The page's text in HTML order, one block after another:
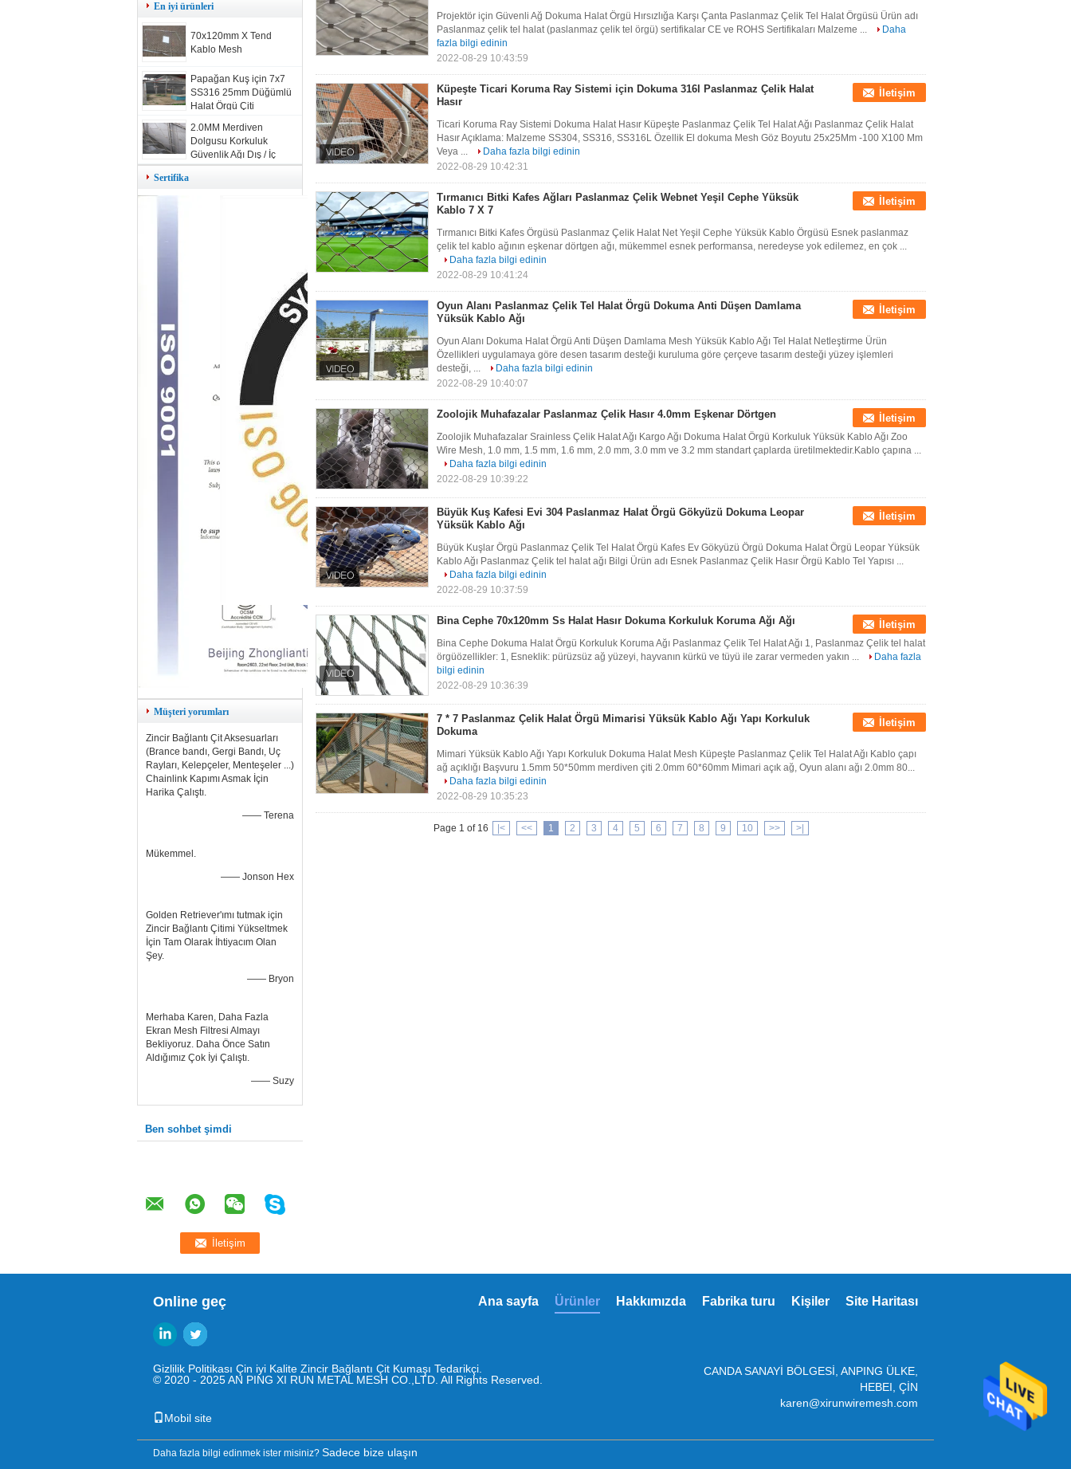
En iyi ürünleri
70x120mm X Tend
Kablo Mesh
Papağan Kuş için 7x7
SS316 25mm Düğümlü
Halat Örgü Çiti
2.0MM Merdiven
Dolgusu Korkuluk
Güvenlik Ağı Dış / İç
Dekoratif Kablo Mesh
Sertifika
Müşteri yorumları
Zincir Bağlantı Çit Aksesuarları
(Brance bandı, Gergi Bandı, Uç
Rayları, Kelepçeler, Menteşeler ...)
Chainlink Kapımı Asmak İçin
Harika Çalıştı.
—— Terena
Mükemmel.
—— Jonson Hex
Golden Retriever'ımı tutmak için
Zincir Bağlantı Çitimi Yükseltmek
İçin Tam Olarak İhtiyacım Olan
Şey.
—— Bryon
Merhaba Karen, Daha Fazla
Ekran Mesh Filtresi Almayı
Bekliyoruz. Daha Önce Satın
Aldığımız Çok İyi Çalıştı.
—— Suzy
Ben sohbet şimdi
Projektör için Güvenli Ağ Dokuma Halat Örgü Hırsızlığa Karşı Çanta Paslanmaz Çelik Tel Halat Örgüsü Ürün adı
Paslanmaz çelik tel halat (paslanmaz çelik tel örgü) sertifikalar CE ve ROHS Sertifikaları Malzeme ...
Daha
fazla bilgi edinin
2022-08-29 10:43:59
Küpeşte Ticari Koruma Ray Sistemi için Dokuma 316l Paslanmaz Çelik Halat
Hasır
İletişim
Ticari Koruma Ray Sistemi Dokuma Halat Hasır Küpeşte Paslanmaz Çelik Tel Halat Ağı Paslanmaz Çelik Halat
Hasır Açıklama: Malzeme SS304, SS316, SS316L Özellik El dokuma Mesh Göz Boyutu 25x25Mm -100 X100 Mm
Veya ...
Daha fazla bilgi edinin
2022-08-29 10:42:31
Tırmanıcı Bitki Kafes Ağları Paslanmaz Çelik Webnet Yeşil Cephe Yüksük
Kablo 7 X 7
İletişim
Tırmanıcı Bitki Kafes Örgüsü Paslanmaz Çelik Halat Net Yeşil Cephe Yüksük Kablo Örgüsü Esnek paslanmaz
çelik tel kablo ağının eşkenar dörtgen ağı, mükemmel esnek performansa, neredeyse yok edilemez, en çok ...
Daha fazla bilgi edinin
2022-08-29 10:41:24
Oyun Alanı Paslanmaz Çelik Tel Halat Örgü Dokuma Anti Düşen Damlama
Yüksük Kablo Ağı
İletişim
Oyun Alanı Dokuma Halat Örgü Anti Düşen Damlama Mesh Yüksük Kablo Ağı Tel Halat Netleştirme Ürün
Özellikleri uygulamaya göre desen tasarım desteği kuruluma göre çerçeve tasarım desteği yüzey işlemleri
desteği, ...
Daha fazla bilgi edinin
2022-08-29 10:40:07
Zoolojik Muhafazalar Paslanmaz Çelik Hasır 4.0mm Eşkenar Dörtgen İletişim
Zoolojik Muhafazalar Srainless Çelik Halat Ağı Kargo Ağı Dokuma Halat Örgü Korkuluk Yüksük Kablo Ağı Zoo
Wire Mesh, 1.0 mm, 1.5 mm, 1.6 mm, 2.0 mm, 3.0 mm ve 3.2 mm standart çaplarda üretilmektedir.Kablo çapına ...
Daha fazla bilgi edinin
2022-08-29 10:39:22
Büyük Kuş Kafesi Evi 304 Paslanmaz Halat Örgü Gökyüzü Dokuma Leopar
Yüksük Kablo Ağı
İletişim
Büyük Kuşlar Örgü Paslanmaz Çelik Tel Halat Örgü Kafes Ev Gökyüzü Örgü Dokuma Halat Örgü Leopar Yüksük
Kablo Ağı Paslanmaz Çelik tel halat ağı Bilgi Ürün adı Esnek Paslanmaz Çelik Hasır Örgü Kablo Tel Yapısı ...
Daha fazla bilgi edinin
2022-08-29 10:37:59
Bina Cephe 70x120mm Ss Halat Hasır Dokuma Korkuluk Koruma Ağı Ağı İletişim
Bina Cephe Dokuma Halat Örgü Korkuluk Koruma Ağı Paslanmaz Çelik Tel Halat Ağı 1, Paslanmaz Çelik tel halat
örgüözellikler: 1, Esneklik: pürüzsüz ağ yüzeyi, hayvanın kürkü ve tüyü ile zarar vermeden yakın ...
Daha fazla
bilgi edinin
2022-08-29 10:36:39
7 * 7 Paslanmaz Çelik Halat Örgü Mimarisi Yüksük Kablo Ağı Yapı Korkuluk
Dokuma
İletişim
Mimari Yüksük Kablo Ağı Yapı Korkuluk Dokuma Halat Mesh Küpeşte Paslanmaz Çelik Tel Halat Ağı Kablo çapı
ağ açıklığı Başvuru 1.5mm 50*50mm merdiven çiti 2.0mm 60*60mm Mimari açık ağ, Oyun alanı ağı 2.0mm 80...
Daha fazla bilgi edinin
2022-08-29 10:35:23
Page 1 of 16 |< << 1 2 3 4 5 6 7 8 9 10 >> >|
Online geç Site Haritası
Kişiler
Fabrika turu
Hakkımızda
Ürünler
Ana sayfa
Gizlilik Politikası Çin iyi Kalite Zincir Bağlantı Çit Kumaşı Tedarikçi.
© 2020 - 2025 AN PING XI RUN METAL MESH CO.,LTD. All Rights Reserved.
CANDA SANAYİ BÖLGESİ, ANPING ÜLKE,
HEBEI, ÇİN
karen@xirunwiremesh.com
Mobil site
Daha fazla bilgi edinmek ister misiniz? Sadece bize ulaşın